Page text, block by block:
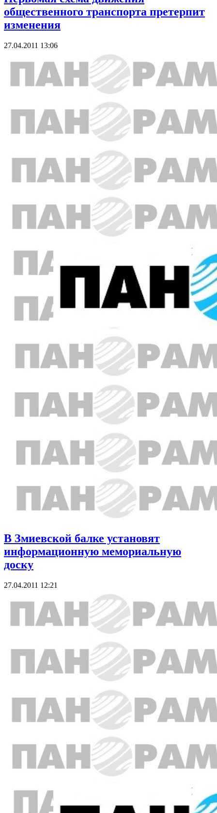
общественного транспорта претерпит
изменения
27.04.2011 13:06
В Змиевской балке установят
информационную мемориальную
доску
27.04.2011 12:21